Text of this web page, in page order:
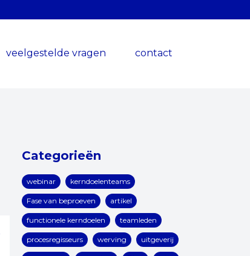
veelgestelde vragen contact
Categorieën
webinar kerndoelenteams
Fase van beproeven artikel
functionele kerndoelen teamleden
procesregisseurs werving uitgeverij